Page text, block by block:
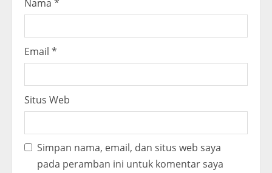
Nama *
Email *
Situs Web
Simpan nama, email, dan situs web saya
pada peramban ini untuk komentar saya